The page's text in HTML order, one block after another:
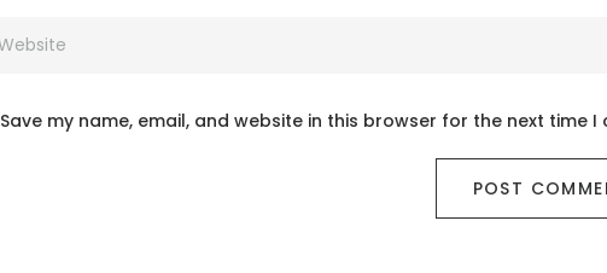
Save my name, email, and website in this browser for the next time I